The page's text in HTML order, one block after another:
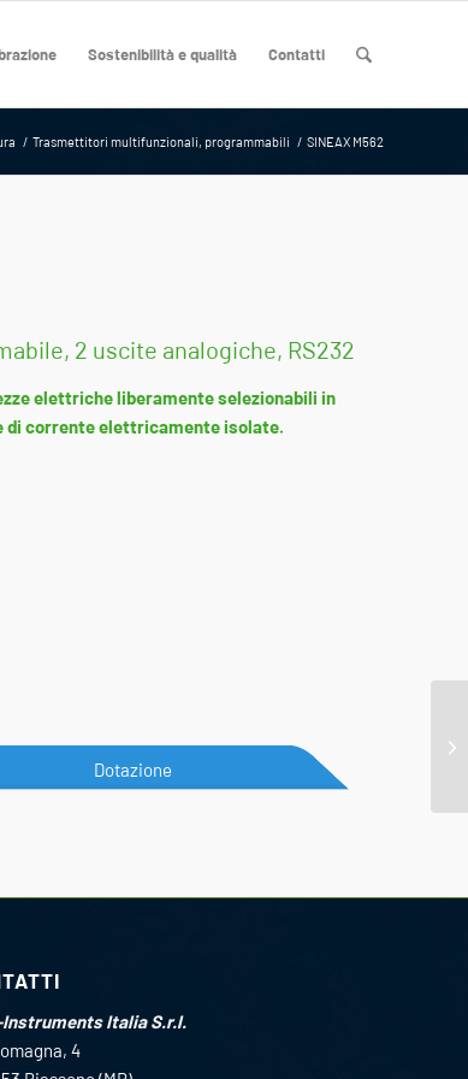
Sostenibilità e qualità Contatti
/ Trasmettitori multifunzionali, programmabili / SINEAX M562
2 uscite analogiche, RS232
elettriche liberamente selezionabili in
di corrente elettricamente isolate.
Dotazione
Instruments Italia S.r.l.
4